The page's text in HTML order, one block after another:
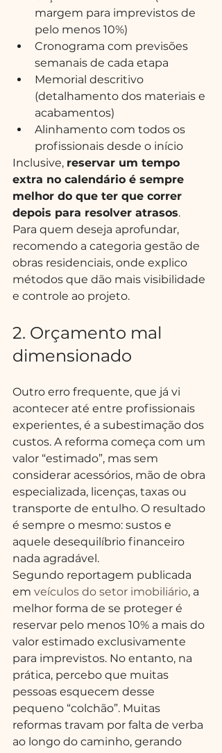
margem para imprevistos de
pelo menos 10%)
Cronograma com previsões
semanais de cada etapa
Memorial descritivo
(detalhamento dos materiais e
acabamentos)
Alinhamento com todos os
profissionais desde o início
Inclusive, reservar um tempo
extra no calendário é sempre
melhor do que ter que correr
depois para resolver atrasos.
Para quem deseja aprofundar,
recomendo a categoria gestão de
obras residenciais, onde explico
métodos que dão mais visibilidade
e controle ao projeto.
2. Orçamento mal
dimensionado
Outro erro frequente, que já vi
acontecer até entre profissionais
experientes, é a subestimação dos
custos. A reforma começa com um
valor “estimado”, mas sem
considerar acessórios, mão de obra
especializada, licenças, taxas ou
transporte de entulho. O resultado
é sempre o mesmo: sustos e
aquele desequilíbrio financeiro
nada agradável.
Segundo reportagem publicada
em veículos do setor imobiliário, a
melhor forma de se proteger é
reservar pelo menos 10% a mais do
valor estimado exclusivamente
para imprevistos. No entanto, na
prática, percebo que muitas
pessoas esquecem desse
pequeno “colchão”. Muitas
reformas travam por falta de verba
ao longo do caminho, gerando